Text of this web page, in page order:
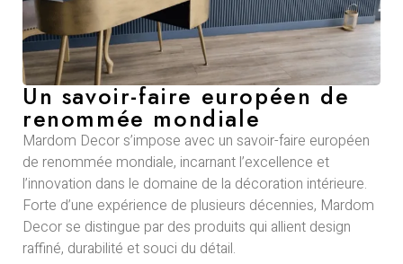
Un savoir-faire européen de
renommée mondiale
Mardom Decor s’impose avec un savoir-faire européen
de renommée mondiale, incarnant l’excellence et
l’innovation dans le domaine de la décoration intérieure.
Forte d’une expérience de plusieurs décennies, Mardom
Decor se distingue par des produits qui allient design
raffiné, durabilité et souci du détail.